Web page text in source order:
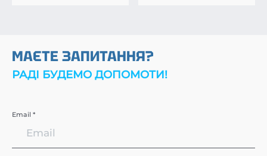
МАЄТЕ ЗАПИТАННЯ?
РАДІ БУДЕМО ДОПОМОТИ!
Email *